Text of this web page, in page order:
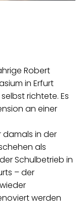
Robert
in Erfurt
richtete. Es
an einer
damals in der
als
Schulbetrieb in
– der
werden